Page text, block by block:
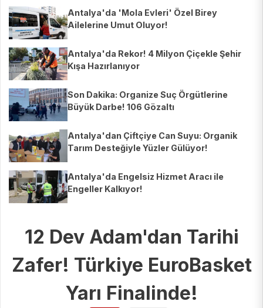
Antalya'da 'Mola Evleri' Özel Birey
Ailelerine Umut Oluyor!
Antalya'da Rekor! 4 Milyon Çiçekle Şehir
Kışa Hazırlanıyor
Son Dakika: Organize Suç Örgütlerine
Büyük Darbe! 106 Gözaltı
Antalya'dan Çiftçiye Can Suyu: Organik
Tarım Desteğiyle Yüzler Gülüyor!
Antalya'da Engelsiz Hizmet Aracı ile
Engeller Kalkıyor!
12 Dev Adam'dan Tarihi
Zafer! Türkiye EuroBasket
Yarı Finalinde!